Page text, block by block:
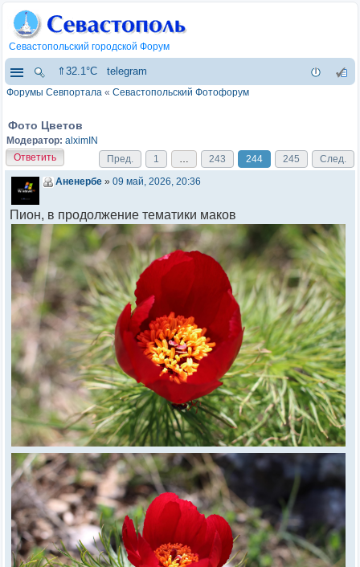
Севастопольский городской Форум
⇑32.1°C telegram
Форумы Севпортала « Севастопольский Фотофорум
Фото Цветов
Модератор: alximIN
Ответить
Пред. 1 … 243 244 245 След.
Аненербе » 09 май, 2026, 20:36
Пион, в продолжение тематики маков